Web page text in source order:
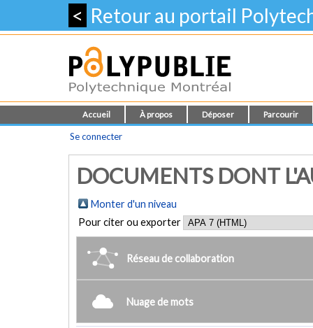
< Retour au portail
Accueil À propos Déposer Parcourir
Se connecter
DOCUMENTS DONT
Monter d'un niveau
Pour citer ou exporter
Réseau de collaboration
Nuage de mots